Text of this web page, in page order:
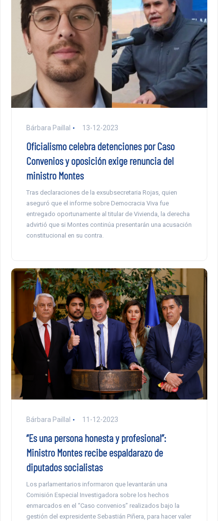
Bárbara Paillal 13-12-2023
Oficialismo celebra detenciones por Caso
Convenios y oposición exige renuncia del
ministro Montes
Tras declaraciones de la exsubsecretaria Rojas, quien
aseguró que el informe sobre Democracia Viva fue
entregado oportunamente al titular de Vivienda, la derecha
advirtió que si Montes continúa presentarán una acusación
constitucional en su contra.
Bárbara Paillal 11-12-2023
“Es una persona honesta y profesional”:
Ministro Montes recibe espaldarazo de
diputados socialistas
Los parlamentarios informaron que levantarán una
Comisión Especial Investigadora sobre los hechos
enmarcados en el “Caso convenios” realizados bajo la
gestión del expresidente Sebastián Piñera, para hacer valer